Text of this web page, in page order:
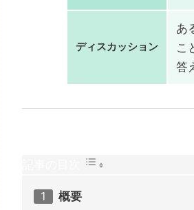
ディスカッション
あ
こ
答